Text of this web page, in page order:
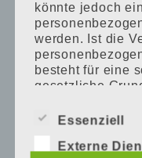
Baby-
könnte jedoch
werden. Ist die
besteht für eine
gesetzliche
beispielsweise
Essenziell
Externe